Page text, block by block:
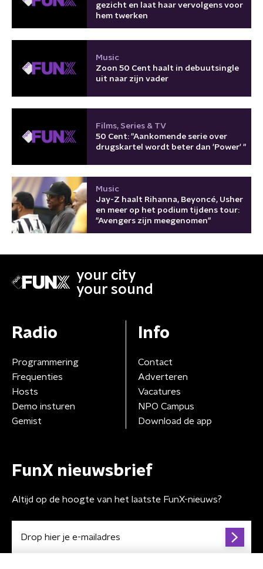
gezicht en laat haar vervolgens voor
hem twerken
Music
Zoon 50 Cent haalt in debuutsingle
uit naar zijn vader
Films, Series & TV
50 Cent: "Aankomende serie over
drugskartel wordt beter dan 'Power' "
Music
Jay-Z haalt Rihanna, Beyoncé, Usher
en meer op het podium tijdens tour:
"Avengers zijn meegenomen"
your city
your sound
Radio
Programmering
Frequenties
Hosts
Demo insturen
Gemist
Info
Contact
Adverteren
Vacatures
NPO Campus
Download de app
FunX nieuwsbrief
Altijd op de hoogte van het laatste FunX-nieuws?